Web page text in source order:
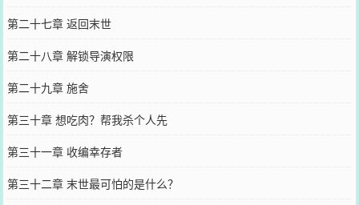
第二十七章 返回末世
第二十八章 解锁导演权限
第二十九章 施舍
第三十章 想吃肉？帮我杀个人先
第三十一章 收编幸存者
第三十二章 末世最可怕的是什么？